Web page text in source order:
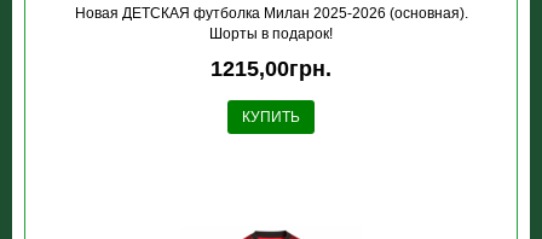
Новая ДЕТСКАЯ футболка Милан 2025-2026 (основная).
Шорты в подарок!
1215,00грн.
КУПИТЬ